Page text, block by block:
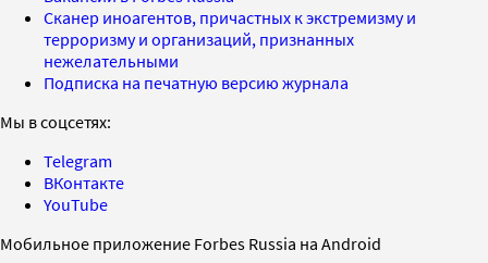
Сканер иноагентов, причастных к экстремизму и
терроризму и организаций, признанных
нежелательными
Подписка на печатную версию журнала
Мы в соцсетях:
Telegram
ВКонтакте
YouTube
Мобильное приложение Forbes Russia на Android